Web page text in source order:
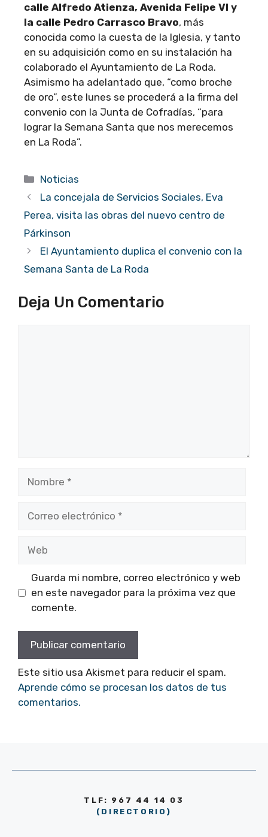
calle Alfredo Atienza, Avenida Felipe VI y
la calle Pedro Carrasco Bravo, más
conocida como la cuesta de la Iglesia, y tanto
en su adquisición como en su instalación ha
colaborado el Ayuntamiento de La Roda.
Asimismo ha adelantado que, “como broche
de oro”, este lunes se procederá a la firma del
convenio con la Junta de Cofradías, “para
lograr la Semana Santa que nos merecemos
en La Roda”.
Categorías
Noticias
La concejala de Servicios Sociales, Eva
Perea, visita las obras del nuevo centro de
Párkinson
El Ayuntamiento duplica el convenio con la
Semana Santa de La Roda
Deja Un Comentario
Guarda mi nombre, correo electrónico y web
en este navegador para la próxima vez que
comente.
Este sitio usa Akismet para reducir el spam.
Aprende cómo se procesan los datos de tus
comentarios.
TLF: 967 44 14 03
(DIRECTORIO)